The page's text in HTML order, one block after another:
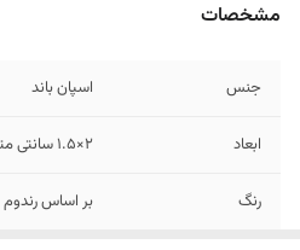
مشخصات
جنس اسپان باند
ابعاد 2×1.5 سانتی متر
رنگ بر اساس رندوم